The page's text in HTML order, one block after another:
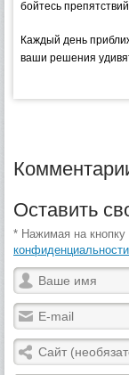
бойтесь
Каждый день
ваши решения
Оставить
* Нажимая на
конфиденциальности